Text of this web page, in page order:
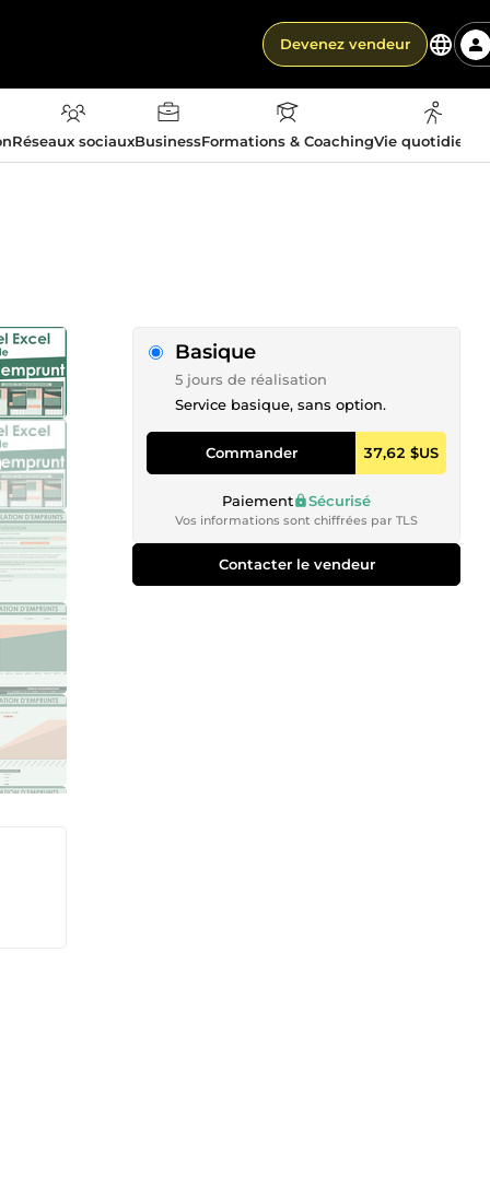
Devenez vendeur
Réseaux sociauxBusinessFormations & CoachingVie
Basique
5 jours de réalisation
Service basique, sans option.
Commander 37,62 $US
Paiement Sécurisé
Vos informations sont chiffrées par TLS
Contacter le vendeur